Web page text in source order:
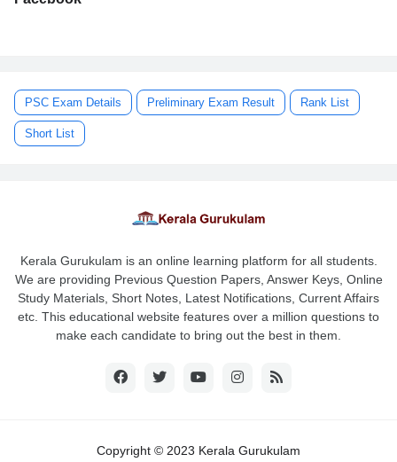
PSC Exam Details Preliminary Exam Result Rank List
Short List
Kerala Gurukulam is an online learning platform for all students.
We are providing Previous Question Papers, Answer Keys, Online
Study Materials, Short Notes, Latest Notifications, Current Affairs
etc. This educational website features over a million questions to
make each candidate to bring out the best in them.
Copyright © 2023 Kerala Gurukulam